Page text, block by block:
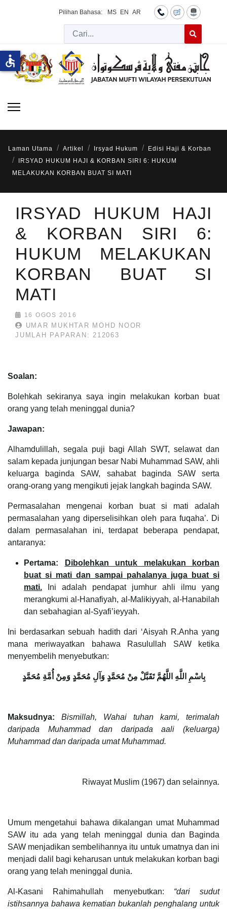
Pilihan Bahasa: MS EN AR
Cari
Laman Utama Artikel Irsyad Hukum
Edisi Haji & Korban
IRSYAD HUKUM HAJI & KORBAN SIRI 6: HUKUM
MELAKUKAN KORBAN BUAT SI MATI
IRSYAD HUKUM HAJI
& KORBAN SIRI 6:
HUKUM MELAKUKAN
KORBAN BUAT SI
MATI
16 OGOS 2016
UMAR MUKHTAR MOHD NOOR
JUMLAH PAPARAN: 212063
Soalan:
Bolehkah sekiranya saya ingin melakukan korban buat
orang yang telah meninggal dunia?
Jawapan:
Alhamdulillah, segala puji bagi Allah SWT, selawat dan
salam kepada junjungan besar Nabi Muhammad SAW, ahli
keluarga baginda SAW, sahabat baginda SAW serta
orang-orang yang mengikuti jejak langkah baginda SAW.
Permasalahan mengenai korban buat si mati adalah
permasalahan yang diperselisihkan oleh para fuqaha’. Di
dalam permasalahan ini, terdapat beberapa pendapat,
antaranya:
Pertama:
Dibolehkan untuk melakukan korban
buat si mati dan sampai pahalanya juga buat si
mati. Ini adalah pendapat jumhur ahli ilmu yang
merangkumi al-Hanafiyah, al-Malikiyyah, al-Hanabilah
dan sebahagian al-Syafi’ieyyah.
Ini berdasarkan sebuah hadith dari ‘Aisyah R.Anha yang
mana meriwayatkan bahawa Rasulullah SAW ketika
menyembelih menyebutkan:
بِاسْمِ اللَّهِ اللَّهُمَّ تَقَبَّلْ مِنْ مُحَمَّدٍ وَآلِ مُحَمَّدٍ وَمِنْ أُمَّةِ مُحَمَّدٍ
Maksudnya:
Bismillah, Wahai tuhan kami, terimalah
daripada Muhammad dan daripada aali (keluarga)
Muhammad dan daripada umat Muhammad.
Riwayat Muslim (1967) dan selainnya.
Umum mengetahui bahawa dikalangan umat Muhammad
SAW itu ada yang telah meninggal dunia dan Baginda
SAW menjadikan sembelihannya itu untuk umatnya dan ini
menjadi dalil bagi keharusan untuk melakukan korban bagi
orang yang telah meninggal dunia.
Al-Kasani Rahimahullah menyebutkan: “dari sudut
istihsannya bahawa kematian bukanlah penghalang untuk
accessible